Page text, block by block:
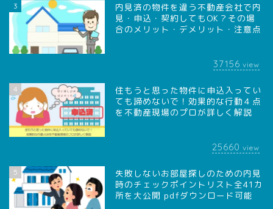
3
内見済の物件を違う不動産会社で内
見・申込・契約してもOK？その場
合のメリット・デメリット・注意点
37156 view
4
住もうと思った物件に申込入ってい
ても諦めないで！効果的な行動４点
を不動産現場のプロが詳しく解説
25660 view
5
失敗しないお部屋探しのための内見
時のチェックポイントリスト全41カ
所を大公開 pdfダウンロード可能